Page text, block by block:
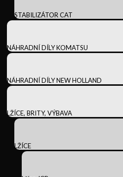
STABILIZÁTOR CAT
NÁHRADNÍ DÍLY KOMATSU
NÁHRADNÍ DÍLY NEW HOLLAND
LŽÍCE, BRITY, VÝBAVA
LŽÍCE